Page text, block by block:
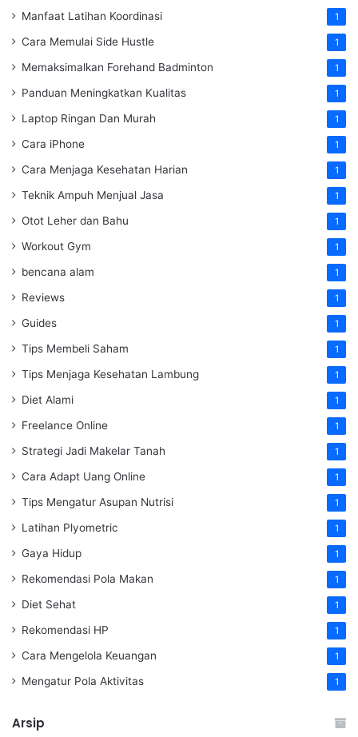
Manfaat Latihan Koordinasi 1
Cara Memulai Side Hustle 1
Memaksimalkan Forehand Badminton 1
Panduan Meningkatkan Kualitas 1
Laptop Ringan Dan Murah 1
Cara iPhone 1
Cara Menjaga Kesehatan Harian 1
Teknik Ampuh Menjual Jasa 1
Otot Leher dan Bahu 1
Workout Gym 1
bencana alam 1
Reviews 1
Guides 1
Tips Membeli Saham 1
Tips Menjaga Kesehatan Lambung 1
Diet Alami 1
Freelance Online 1
Strategi Jadi Makelar Tanah 1
Cara Adapt Uang Online 1
Tips Mengatur Asupan Nutrisi 1
Latihan Plyometric 1
Gaya Hidup 1
Rekomendasi Pola Makan 1
Diet Sehat 1
Rekomendasi HP 1
Cara Mengelola Keuangan 1
Mengatur Pola Aktivitas 1
Arsip